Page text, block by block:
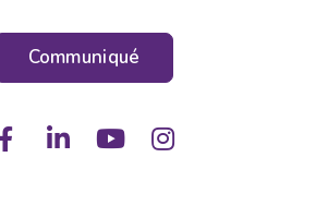
Communiqué
FacebookLinkedIn
YoutubeInstagram